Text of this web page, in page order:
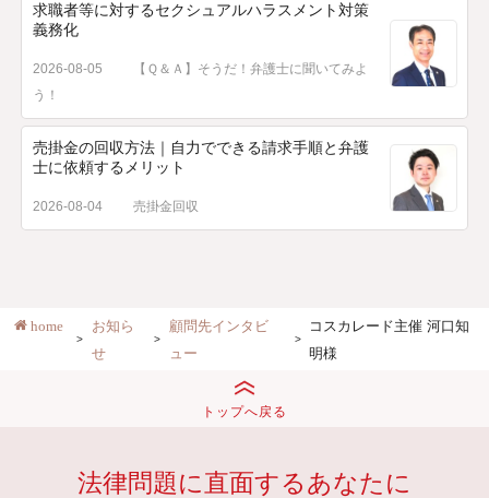
求職者等に対するセクシュアルハラスメント対策
義務化
2026-08-05
【Ｑ＆Ａ】そうだ！弁護士に聞いてみよ
う！
売掛金の回収方法｜自力でできる請求手順と弁護
士に依頼するメリット
2026-08-04 売掛金回収
home
お知ら
せ
顧問先インタビ
ュー
コスカレード主催 河口知
明様
トップへ戻る
法律問題に直面するあなたに